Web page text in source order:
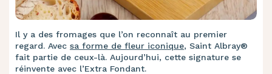
Il y a des fromages que l’on reconnaît au premier
regard. Avec sa forme de fleur iconique, Saint Albray®
fait partie de ceux-là. Aujourd’hui, cette signature se
réinvente avec l’Extra Fondant.